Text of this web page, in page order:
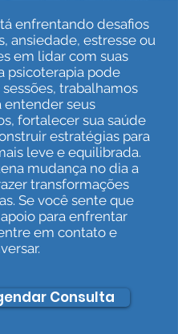
enfrentando desafios
ansiedade, estresse ou
em lidar com suas
psicoterapia pode
sessões, trabalhamos
entender seus
fortalecer sua saúde
estratégias para
leve e equilibrada.
mudança no dia a
transformações
Se você sente que
para enfrentar
em contato e
Consulta